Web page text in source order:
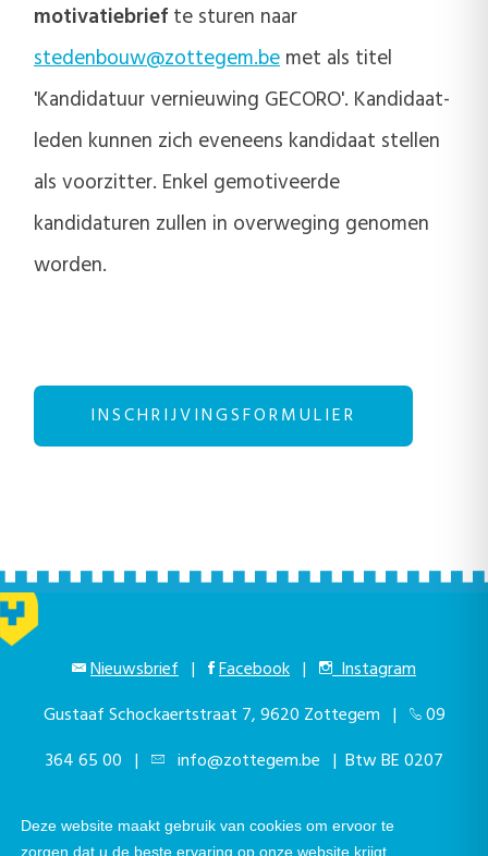
Deze website maakt gebruik van cookies om ervoor te
zorgen dat u de beste ervaring op onze website krijgt.
motivatiebrief te sturen naar
stedenbouw@zottegem.be met als titel
'Kandidatuur vernieuwing GECORO'. Kandidaat-
leden kunnen zich eveneens kandidaat stellen
als voorzitter. Enkel gemotiveerde
kandidaturen zullen in overweging genomen
worden.
INSCHRIJVINGSFORMULIER
Nieuwsbrief | Facebook |
Instagram
Gustaaf Schockaertstraat 7, 9620 Zottegem |
09
364 65 00 | info@zottegem.be | Btw BE 0207